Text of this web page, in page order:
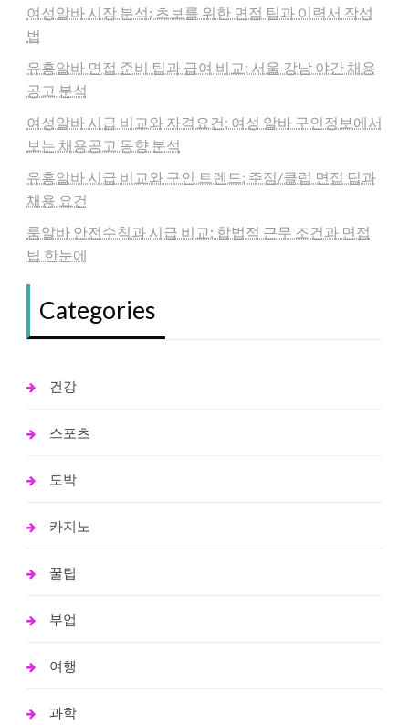
여성알바 시장 분석: 초보를 위한 면접 팁과 이력서 작성
법
유흥알바 면접 준비 팁과 급여 비교: 서울 강남 야간 채용
공고 분석
여성알바 시급 비교와 자격요건: 여성 알바 구인정보에서
보는 채용공고 동향 분석
유흥알바 시급 비교와 구인 트렌드: 주점/클럽 면접 팁과
채용 요건
룸알바 안전수칙과 시급 비교: 합법적 근무 조건과 면접
팁 한눈에
Categories
건강
스포츠
도박
카지노
꿀팁
부업
여행
과학